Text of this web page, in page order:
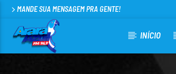
MANDE SUA MENSAGEM PRA GENTE!
INÍCIO